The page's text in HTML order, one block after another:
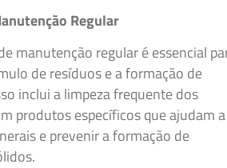
Regular
manutenção regular é essencial
de resíduos e a formação de
inclui a limpeza frequente dos
produtos específicos que ajudam a
e prevenir a formação de